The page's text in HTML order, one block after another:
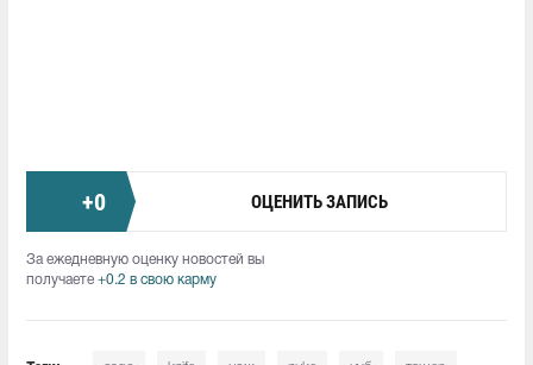
+0 ОЦЕНИТЬ ЗАПИСЬ
За ежедневную оценку новостей вы
получаете +0.2 в свою карму